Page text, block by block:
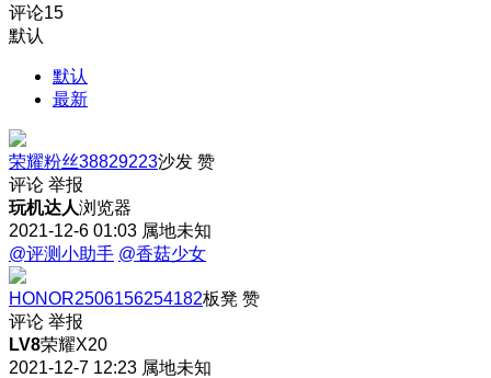
评论15
默认
默认
最新
荣耀粉丝38829223沙发 赞
评论 举报
玩机达人浏览器
2021-12-6 01:03 属地未知
@评测小助手 @香菇少女
HONOR2506156254182板凳 赞
评论 举报
LV8荣耀X20
2021-12-7 12:23 属地未知